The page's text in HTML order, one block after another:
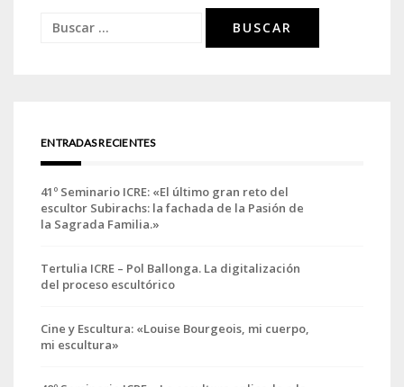
Buscar:
ENTRADAS RECIENTES
41º Seminario ICRE: «El último gran reto del
escultor Subirachs: la fachada de la Pasión de
la Sagrada Familia.»
Tertulia ICRE – Pol Ballonga. La digitalización
del proceso escultórico
Cine y Escultura: «Louise Bourgeois, mi cuerpo,
mi escultura»